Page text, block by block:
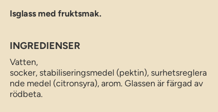
Isglass med fruktsmak.
INGREDIENSER
Vatten,
socker, stabiliseringsmedel (pektin), surhetsreglera
nde medel (citronsyra), arom. Glassen är färgad av
rödbeta.